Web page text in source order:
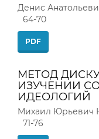
Денис
64-70
PDF
МЕТОД
ИЗУЧЕНИИ
ИДЕОЛОГИЙ
Михаил Юрьевич
71-76